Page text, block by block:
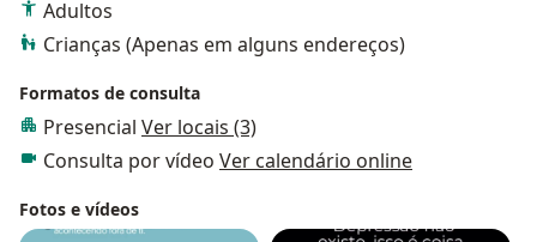
Adultos
Crianças (Apenas em alguns endereços)
Formatos de consulta
Presencial Ver locais (3)
Consulta por vídeo Ver calendário online
Fotos e vídeos